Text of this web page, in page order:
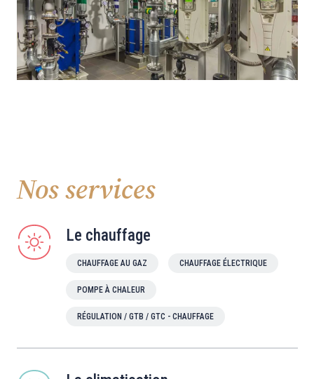
Nos services
Le chauffage
CHAUFFAGE AU GAZ CHAUFFAGE ÉLECTRIQUE
POMPE À CHALEUR
RÉGULATION / GTB / GTC - CHAUFFAGE